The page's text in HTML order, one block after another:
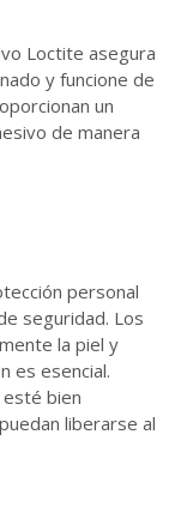
Loctite asegura
y funcione de
un
de manera
personal
seguridad. Los
la piel y
es esencial.
bien
liberarse al